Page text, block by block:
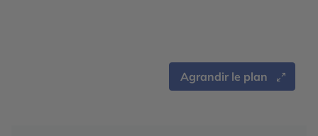
Agrandir le plan